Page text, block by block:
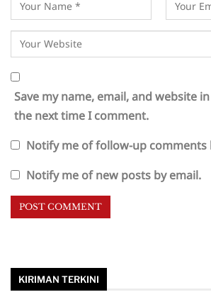
Save my name, email, and website
the next time I comment.
Notify me of follow-up comments
Notify me of new posts by email.
KIRIMAN TERKINI